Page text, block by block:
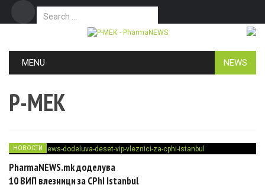
Search for:
MENU NEWS
P-МЕК
НОВОСТИ
PharmaNEWS.mk доделува
10 ВИП влезници за CPhI Istanbul